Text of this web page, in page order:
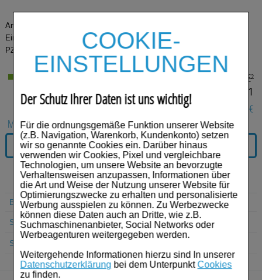
COOKIE-
EINSTELLUNGEN
Der Schutz Ihrer Daten ist uns wichtig!
Für die ordnungsgemäße Funktion unserer Website
(z.B. Navigation, Warenkorb, Kundenkonto) setzen
wir so genannte Cookies ein. Darüber hinaus
verwenden wir Cookies, Pixel und vergleichbare
Technologien, um unsere Website an bevorzugte
Verhaltensweisen anzupassen, Informationen über
die Art und Weise der Nutzung unserer Website für
Optimierungszwecke zu erhalten und personalisierte
Werbung ausspielen zu können. Zu Werbezwecke
können diese Daten auch an Dritte, wie z.B.
Suchmaschinenanbieter, Social Networks oder
Werbeagenturen weitergegeben werden.
Weitergehende Informationen hierzu sind In unserer
Datenschutzerklärung bei dem UnterpunktCookies
zu finden.
Schwangerschaft & Stillzeit
Homöopathie, Schüsslersalze & Bachblüten Original
Raucherentwöhnung
Gesundheit & Fitness
Kosmetika & Parfümerieartikel
Körperpflege
Tablettenspender & Tablettenteiler
Tierarzneimittel
Bonbons
Tee
Anbieter:
Einheit:
Tabletten, überzogen
PZN:
€²
€¹
8,57 €
MENGE:
IN DEN WARENKORB
Beipackzettel
Suche Produkt
Suche Anbieter